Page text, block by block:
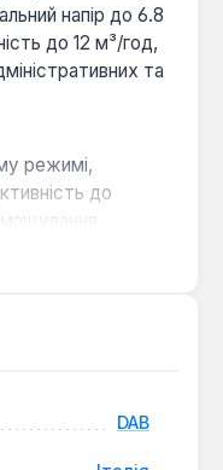
напір до 6.8
до 12 м³/год,
та
режимі,
до
корпусом та
DAB